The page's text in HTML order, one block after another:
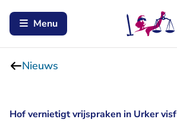
Menu
Nieuws
Hof vernietigt vrijspraken in Urker